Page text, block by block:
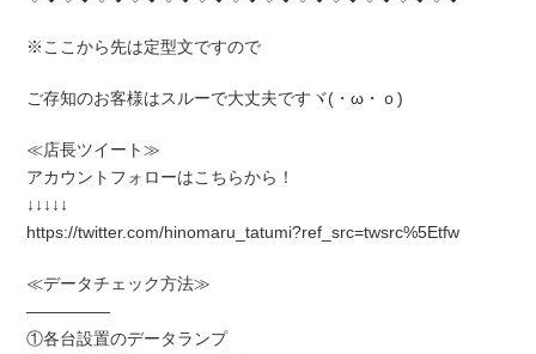
※ここから先は定型文ですので
ご存知のお客様はスルーで大丈夫ですヾ(・ω・ｏ)
≪店長ツイート≫
アカウントフォローはこちらから！
↓↓↓↓↓
https://twitter.com/hinomaru_tatumi?ref_src=twsrc%5Etfw
≪データチェック方法≫
―――――
①各台設置のデータランプ